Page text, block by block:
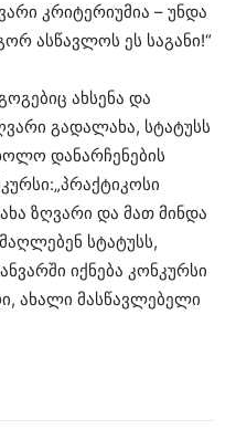
კრიტერიუმია – უნდა
ასწავლოს ეს საგანი!“
ახსენა და
გადალახა, სტატუსს
დანარჩენების
ზღვარი და მათ მინდა
სტატუსს,
იქნება კონკურსი
ახალი მასწავლებელი